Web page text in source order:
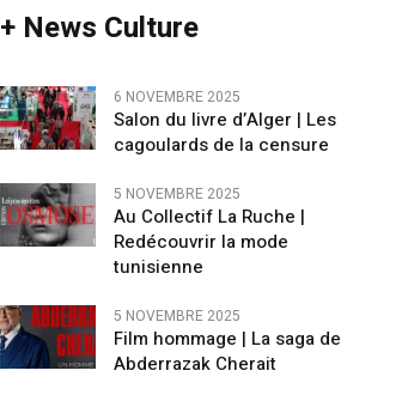
+ News Culture
6 NOVEMBRE 2025
Salon du livre d’Alger | Les
cagoulards de la censure
5 NOVEMBRE 2025
Au Collectif La Ruche |
Redécouvrir la mode
tunisienne
5 NOVEMBRE 2025
Film hommage | La saga de
Abderrazak Cherait